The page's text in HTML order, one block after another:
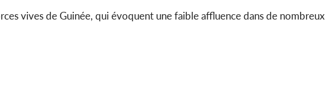
vives de Guinée, qui évoquent une faible affluence dans de nombreux